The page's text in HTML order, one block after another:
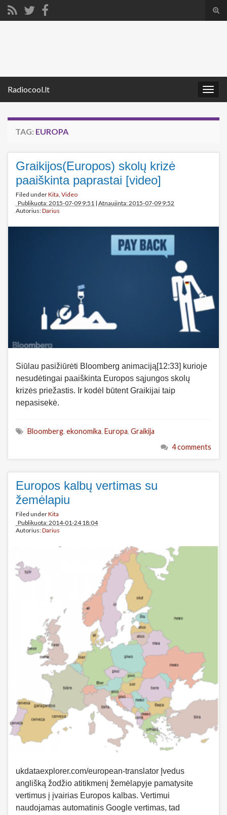
Radiocool.lt
TAG: EUROPA
Graikijos(Europos) skolų krizė
paaiškinta paprastai [video]
Filed underKita, Video
Publikuota: 2015-07-09 9:51 | Atnaujinta: 2015-07-09 9:52
Autorius:Darius
Siūlau pasižiūrėti Bloomberg animaciją[12:33] kurioje
nesudėtingai paaiškinta Europos sąjungos skolų
krizės priežastis. Ir kodėl būtent Graikijai taip
nepasisekė.
Bloomberg, ekonomika, Europa, Graikija
4 comments
Europos kalbų vertimas su
žemėlapiu
Filed underKita
Publikuota: 2014-01-24 18:04
Autorius:Darius
ukdataexplorer.com/european-translator Įvedus
anglišką žodžio atitikmenį žemėlapyje pamatysite
vertimus į įvairias Europos kalbas. Vertimui
naudojamas automatinis Google vertimas, tad